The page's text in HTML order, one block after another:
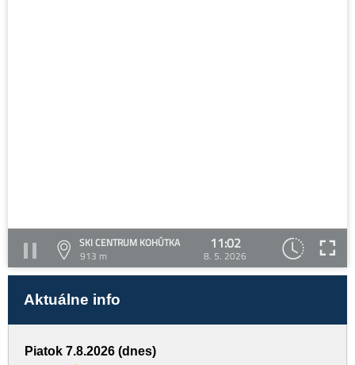
SKI CENTRUM KOHÚTKA
913 m
11:02
8. 5. 2026
Aktuálne info
Piatok 7.8.2026 (dnes)